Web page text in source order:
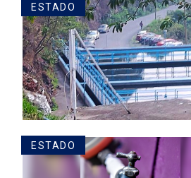
ESTADO
ESTADO